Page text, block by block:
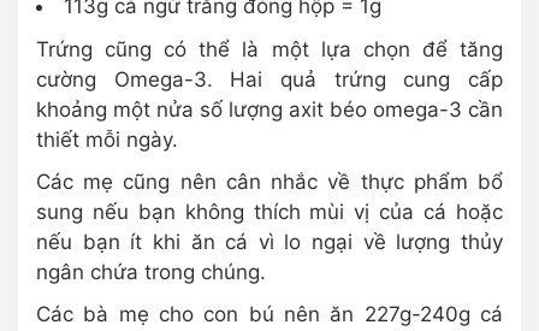
113g cá ngừ trắng đóng hộp = 1g
Trứng cũng có thể là một lựa chọn để tăng
cường Omega-3. Hai quả trứng cung cấp
khoảng một nửa số lượng axit béo omega-3 cần
thiết mỗi ngày.
Các mẹ cũng nên cân nhắc về thực phẩm bổ
sung nếu bạn không thích mùi vị của cá hoặc
nếu bạn ít khi ăn cá vì lo ngại về lượng thủy
ngân chứa trong chúng.
Các bà mẹ cho con bú nên ăn 227g-240g cá